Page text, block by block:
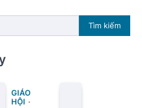
Tìm kiếm
GIÁO
HỘI